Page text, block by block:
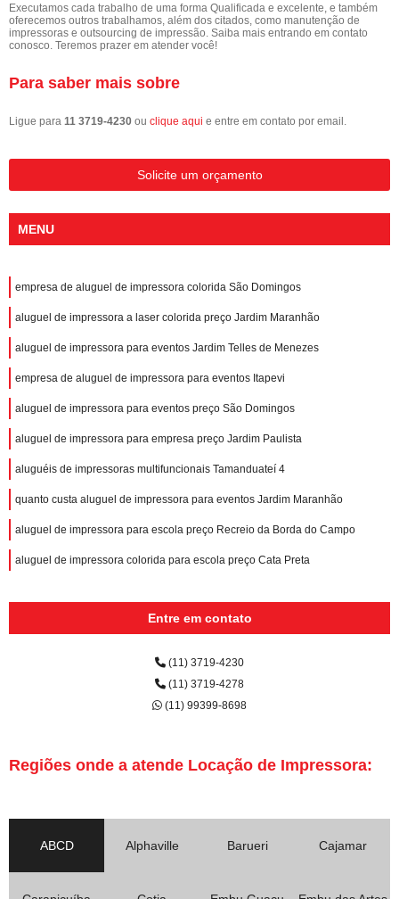
Executamos cada trabalho de uma forma Qualificada e excelente, e também
oferecemos outros trabalhamos, além dos citados, como manutenção de
impressoras e outsourcing de impressão. Saiba mais entrando em contato
conosco. Teremos prazer em atender você!
Para saber mais sobre
Ligue para 11 3719-4230 ou clique aqui e entre em contato por email.
Solicite um orçamento
MENU
empresa de aluguel de impressora colorida São Domingos
aluguel de impressora a laser colorida preço Jardim Maranhão
aluguel de impressora para eventos Jardim Telles de Menezes
empresa de aluguel de impressora para eventos Itapevi
aluguel de impressora para eventos preço São Domingos
aluguel de impressora para empresa preço Jardim Paulista
aluguéis de impressoras multifuncionais Tamanduateí 4
quanto custa aluguel de impressora para eventos Jardim Maranhão
aluguel de impressora para escola preço Recreio da Borda do Campo
aluguel de impressora colorida para escola preço Cata Preta
Entre em contato
(11) 3719-4230
(11) 3719-4278
(11) 99399-8698
Regiões onde a atende Locação de Impressora:
ABCD Alphaville Barueri Cajamar